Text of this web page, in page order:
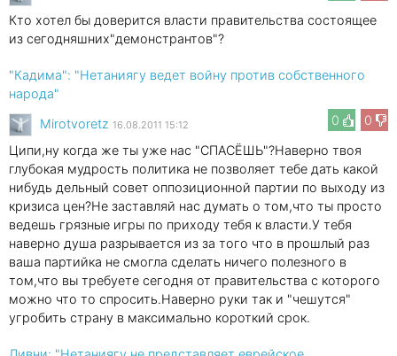
Кто хотел бы доверится власти правительства состоящее
из сегодняшних"демонстрантов"?
"Кадима": "Нетаниягу ведет войну против собственного
народа"
0
0
Mirotvoretz 16.08.2011 15:12
Ципи,ну когда же ты уже нас "СПАСЁШЬ"?Наверно твоя
глубокая мудрость политика не позволяет тебе дать какой
нибудь дельный совет оппозиционной партии по выходу из
кризиса цен?Не заставляй нас думать о том,что ты просто
ведешь грязные игры по приходу тебя к власти.У тебя
наверно душа разрывается из за того что в прошлый раз
ваша партийка не смогла сделать ничего полезного в
том,что вы требуете сегодня от правительства с которого
можно что то спросить.Наверно руки так и "чешутся"
угробить страну в максимально короткий срок.